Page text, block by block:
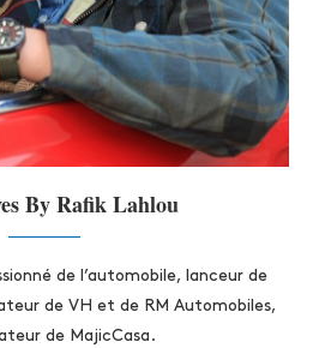
By Rafik Lahlou
de l’automobile, lanceur de
de VH et de RM Automobiles,
de MajicCasa.